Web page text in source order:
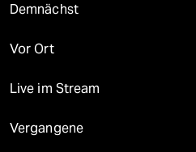
Demnächst
Vor Ort
Live im Stream
Vergangene